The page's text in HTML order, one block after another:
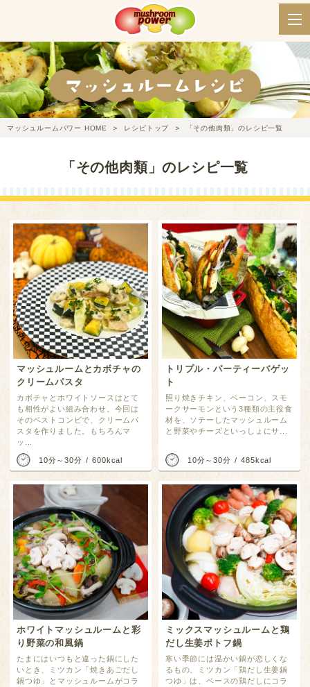
マッシュルームパワー HOME レシピトップ 「その他肉類」のレシピ一覧
「その他肉類」のレシピ一覧
マッシュルームとカボチャの
クリームパスタ
カボチャとホワイトソースはとて
も相性がよい組み合わせ。今回は
そのベストコンビで、クリームパ
スタを作りました。もちろんマ
ッ...
10分～30分 600kcal
トリプル・パーティーバゲッ
ト
照り焼きチキン、ベーコン、スモ
ークサーモンという3種類の主役食
材を、ソテーしたマッシュルーム
と野菜やチーズといっしょにサ...
10分～30分 485kcal
ホワイトマッシュルームと彩
り野菜の和風鍋
たまにはいつもと違った鍋にした
いとき、ミツカン「焼きあごだし
鍋つゆ」とマッシュルームがコラ
ミックスマッシュルームと鶏
だし生姜ポトフ鍋
寒い季節には温かい鍋が恋しくな
るもの。ミツカン「鶏だし生姜鍋
つゆ」は、ベースの鶏だしにコラ